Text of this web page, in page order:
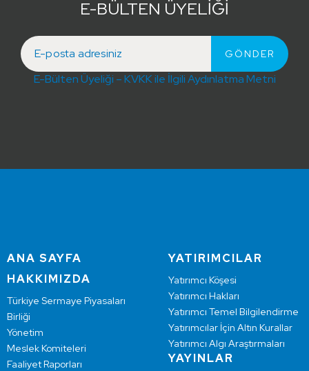
E-BÜLTEN ÜYELİĞİ
E-Bülten Üyeliği – KVKK ile İlgili Aydınlatma Metni
ANA SAYFA
HAKKIMIZDA
Türkiye Sermaye Piyasaları
Birliği
Yönetim
Meslek Komiteleri
Faaliyet Raporları
YATIRIMCILAR
Yatırımcı Köşesi
Yatırımcı Hakları
Yatırımcı Temel Bilgilendirme
Yatırımcılar İçin Altın Kurallar
Yatırımcı Algı Araştırmaları
YAYINLAR